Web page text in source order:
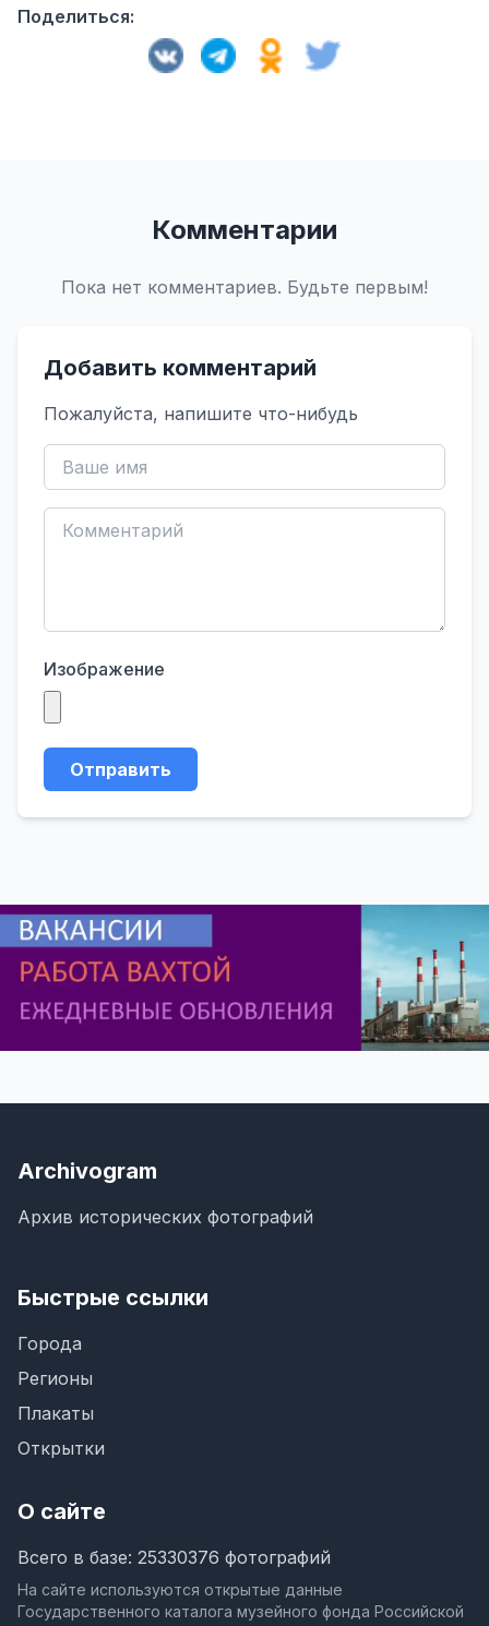
Поделиться:
Комментарии
Пока нет комментариев. Будьте первым!
Добавить комментарий
Пожалуйста, напишите что-нибудь
Изображение
Отправить
Archivogram
Архив исторических фотографий
Быстрые ссылки
Города
Регионы
Плакаты
Открытки
О сайте
Всего в базе: 25330376 фотографий
На сайте используются открытые данные
Государственного каталога музейного фонда Российской